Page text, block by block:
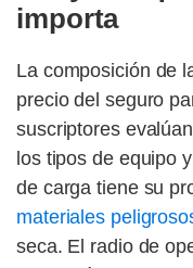
importa
La composición de
precio del seguro
suscriptores
los tipos de equipo y
de carga tiene su
materiales
seca. El radio de